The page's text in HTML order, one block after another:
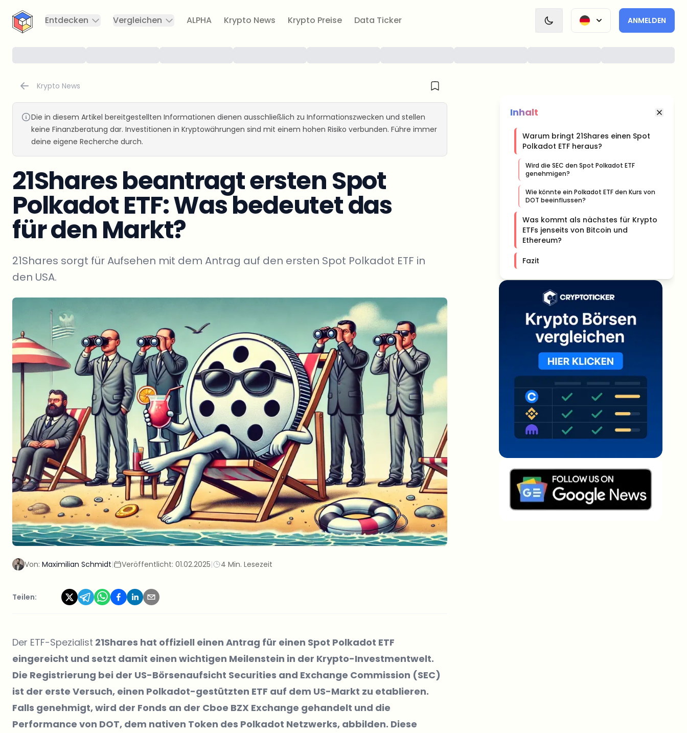
CryptoTicker
Entdecken
Vergleichen ALPHA Krypto News Krypto Preise Data Ticker ANMELDEN
Krypto News
Die in diesem Artikel bereitgestellten Informationen dienen ausschließlich zu Informationszwecken und stellen
keine Finanzberatung dar. Investitionen in Kryptowährungen sind mit einem hohen Risiko verbunden. Führe immer
deine eigene Recherche durch.
21Shares beantragt ersten Spot
Polkadot ETF: Was bedeutet das
für den Markt?
21Shares sorgt für Aufsehen mit dem Antrag auf den ersten Spot Polkadot ETF in
den USA.
Von: Maximilian Schmidt| Veröffentlicht: 01.02.2025| 4 Min. Lesezeit
Teilen:
Inhalt
Warum bringt 21Shares einen Spot
Polkadot ETF heraus?
Wird die SEC den Spot Polkadot ETF
genehmigen?
Wie könnte ein Polkadot ETF den Kurs von
DOT beeinflussen?
Was kommt als nächstes für Krypto
ETFs jenseits von Bitcoin und
Ethereum?
Fazit
Der ETF-Spezialist 21Shares hat offiziell einen Antrag für einen Spot Polkadot ETF
eingereicht und setzt damit einen wichtigen Meilenstein in der Krypto-Investmentwelt.
Die Registrierung bei der US-Börsenaufsicht Securities and Exchange Commission (SEC)
ist der erste Versuch, einen Polkadot-gestützten ETF auf dem US-Markt zu etablieren.
Falls genehmigt, wird der Fonds an der Cboe BZX Exchange gehandelt und die
Performance von DOT, dem nativen Token des Polkadot Netzwerks, abbilden. Diese